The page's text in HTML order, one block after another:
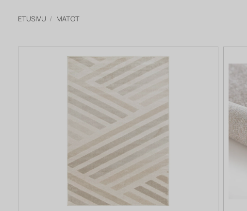
ETUSIVU / MATOT